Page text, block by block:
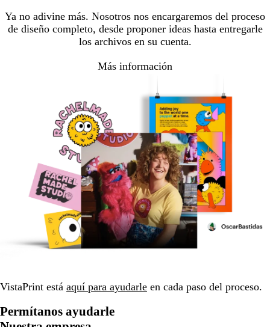
Ya no adivine más. Nosotros nos encargaremos del proceso
de diseño completo, desde proponer ideas hasta entregarle
los archivos en su cuenta.
Más información
VistaPrint está aquí para ayudarle en cada paso del proceso.
Permítanos ayudarle